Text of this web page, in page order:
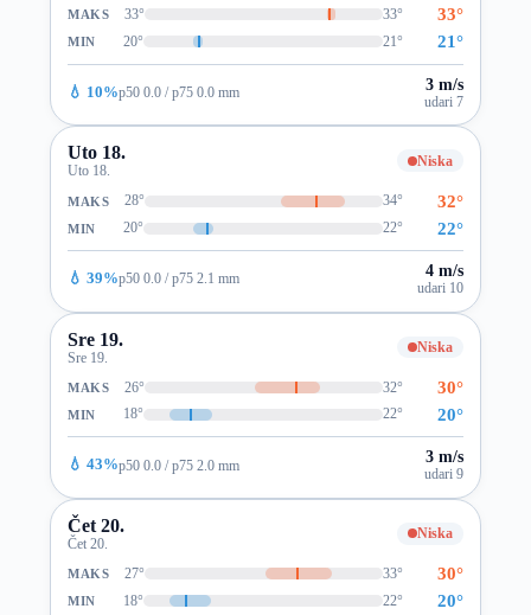
MAKS 33° 33° 33°
MIN 20° 21° 21°
💧 10%p50 0.0 / p75 0.0 mm 3 m/s
udari 7
Uto 18.
Uto 18.
Niska
MAKS 28° 34° 32°
MIN 20° 22° 22°
💧 39%p50 0.0 / p75 2.1 mm 4 m/s
udari 10
Sre 19.
Sre 19.
Niska
MAKS 26° 32° 30°
MIN 18° 22° 20°
💧 43%p50 0.0 / p75 2.0 mm 3 m/s
udari 9
Čet 20.
Čet 20.
Niska
MAKS 27° 33° 30°
MIN 18° 22° 20°